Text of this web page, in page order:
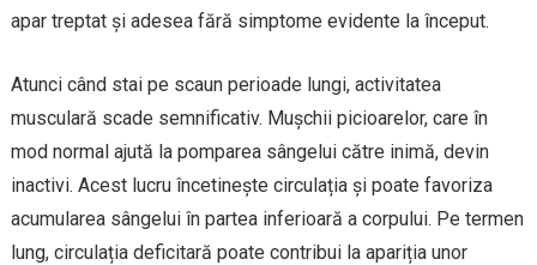
apar treptat și adesea fără simptome evidente la început.
Atunci când stai pe scaun perioade lungi, activitatea
musculară scade semnificativ. Mușchii picioarelor, care în
mod normal ajută la pomparea sângelui către inimă, devin
inactivi. Acest lucru încetinește circulația și poate favoriza
acumularea sângelui în partea inferioară a corpului. Pe termen
lung, circulația deficitară poate contribui la apariția unor